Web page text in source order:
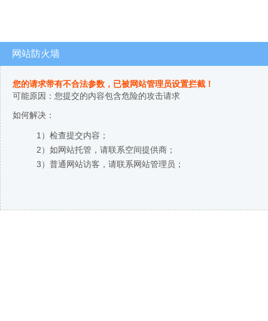
网站防火墙
您的请求带有不合法参数，已被网站管理员设置拦截！
可能原因：您提交的内容包含危险的攻击请求
如何解决：
1）检查提交内容；
2）如网站托管，请联系空间提供商；
3）普通网站访客，请联系网站管理员；